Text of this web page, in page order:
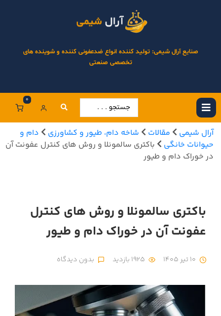
صنایع آرال شیمی: تولید کننده انواع ضدعفونی کننده و شوینده های
تخصصی صنعتی
0
آرال شیمی مقالات شاخه دام، طیور و کشاورزی
دام و
حیوانات خانگی
باکتری سالمونلا و روش های کنترل عفونت آن
در خوراک دام و طیور
باکتری سالمونلا و روش های کنترل
عفونت آن در خوراک دام و طیور
بدون دیدگاه